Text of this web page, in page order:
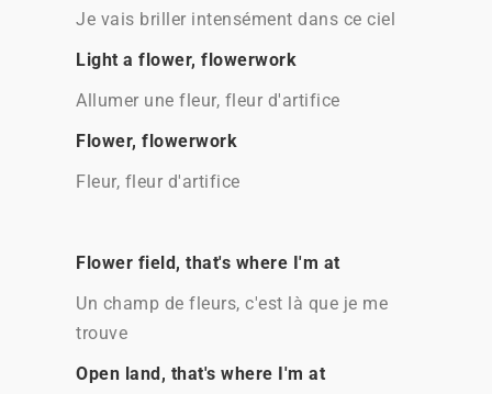
Je vais briller intensément dans ce ciel
Light a flower, flowerwork
Allumer une fleur, fleur d'artifice
Flower, flowerwork
Fleur, fleur d'artifice
Flower field, that's where I'm at
Un champ de fleurs, c'est là que je me
trouve
Open land, that's where I'm at